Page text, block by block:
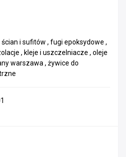
i sufitów , fugi epoksydowe ,
, kleje i uszczelniacze , oleje
warszawa , żywice do